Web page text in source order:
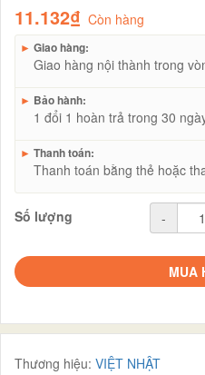
11.132₫ Còn hàng
► Giao hàng:
Giao hàng nội thành trong
► Bảo hành:
1 đổi 1 hoàn trả trong 30
► Thanh toán:
Thanh toán bằng thẻ hoặc
Số lượng -
MUA
Thương hiệu: VIỆT NHẬT